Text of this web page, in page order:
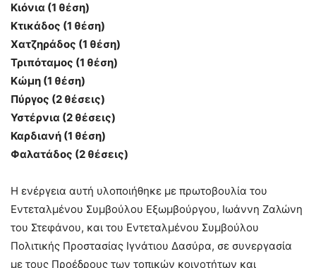
Κιόνια (1 θέση)
Κτικάδος (1 θέση)
Χατζηράδος (1 θέση)
Τριπόταμος (1 θέση)
Κώμη (1 θέση)
Πύργος (2 θέσεις)
Υστέρνια (2 θέσεις)
Καρδιανή (1 θέση)
Φαλατάδος (2 θέσεις)
Η ενέργεια αυτή υλοποιήθηκε με πρωτοβουλία του
Εντεταλμένου Συμβούλου Εξωμβούργου, Ιωάννη Ζαλώνη
του Στεφάνου, και του Εντεταλμένου Συμβούλου
Πολιτικής Προστασίας Ιγνάτιου Δασύρα, σε συνεργασία
με τους Προέδρους των τοπικών κοινοτήτων και